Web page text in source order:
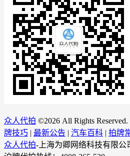
众人代拍 ©2026 All Rights Reserved.
牌技巧 | 最新公告 | 汽车百科 | 拍牌
众人代拍-上海为卿网络科技有限公